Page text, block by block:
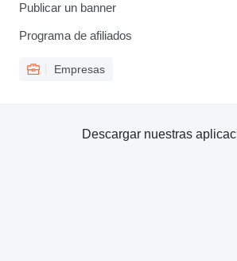
Publicar un banner
Programa de afiliados
Empresas
Descargar nuestras